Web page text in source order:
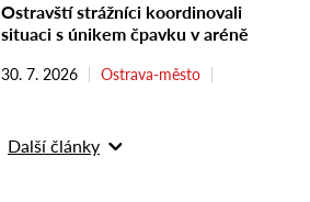
Ostravští strážníci koordinovali
situaci s únikem čpavku v aréně
30. 7. 2026 Ostrava-město
Další články